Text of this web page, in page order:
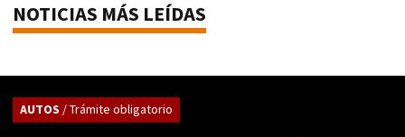
NOTICIAS MÁS LEÍDAS
AUTOS / Trámite obligatorio